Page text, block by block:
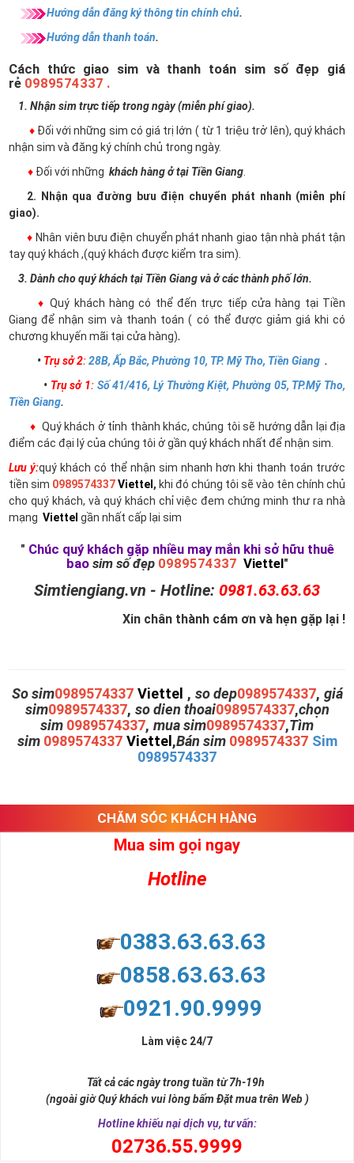
Hướng dẫn đăng ký thông tin chính chủ.
Hướng dẫn thanh toán.
Cách thức giao sim và thanh toán sim số đẹp giá
rẻ 0989574337 .
1. Nhận sim trực tiếp trong ngày (miễn phí giao).
♦ Đối với những sim có giá trị lớn ( từ 1 triệu trở lên), quý khách
nhận sim và đăng ký chính chủ trong ngày.
♦ Đối với những khách hàng ở tại Tiền Giang
2. Nhận qua đường bưu điện chuyển phát nhanh (miễn phí
giao).
♦ Nhân viên bưu điện chuyển phát nhanh giao tận nhà phát tận
tay quý khách ,(quý khách được kiểm tra sim).
3. Dành cho quý khách tại Tiền Giang và ở các thành phố lớn.
♦ Quý khách hàng có thể đến trực tiếp cửa hàng tại Tiền
Giang để nhận sim và thanh toán ( có thể được giảm giá khi có
chương khuyến mãi tại cửa hàng).
• Trụ sở 2:28B, Ấp Bắc, Phường 10, TP. Mỹ Tho, Tiền Giang .
• Trụ sở 1: Số 41/416, Lý Thường Kiệt, Phường 05, TP.Mỹ Tho,
Tiền Giang.
♦ Quý khách ở tỉnh thành khác, chúng tôi sẽ hướng dẫn lại địa
điểm các đại lý của chúng tôi ở gần quý khách nhất để nhận sim.
Lưu ý:quý khách có thể nhận sim nhanh hơn khi thanh toán trước
tiền sim 0989574337Viettel , khi đó chúng tôi sẽ vào tên chính chủ
cho quý khách, và quý khách chỉ việc đem chứng minh thư ra nhà
mạng Viettel gần nhất cấp lại sim
" Chúc quý khách gặp nhiều may mắn khi sở hữu thuê
bao sim số đẹp 0989574337 Viettel"
Simtiengiang.vn - Hotline: 0981.63.63.63
Xin chân thành cám ơn và hẹn gặp lại !
So sim0989574337 Viettel , so dep0989574337, giá
sim0989574337, so dien thoai0989574337,chọn
sim 0989574337, mua sim0989574337,Tìm
sim 0989574337 Viettel,Bán sim 0989574337 Sim
0989574337
CHĂM SÓC KHÁCH HÀNG
Mua sim gọi ngay
Hotline
0383.63.63.63
0858.63.63.63
0921.90.9999
Làm việc 24/7
Tất cả các ngày trong tuần từ 7h-19h
(ngoài giờ Quý khách vui lòng bấm Đặt mua trên Web )
Hotline khiếu nại dịch vụ, tư vấn:
02736.55.9999